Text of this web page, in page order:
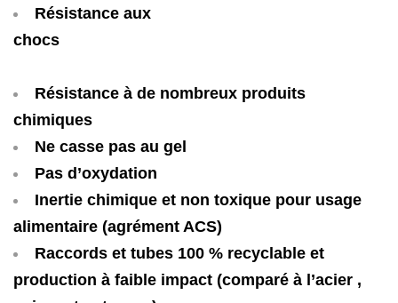
Résistance aux
Résistance à de nombreux produits
chimiques
Ne casse pas au gel
Pas d’oxydation
Inertie chimique et non toxique pour usage
alimentaire (agrément ACS)
Raccords et tubes 100 % recyclable et
production à faible impact (comparé à l’acier ,